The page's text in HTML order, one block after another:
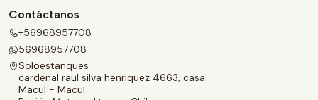
Contáctanos
+56968957708
56968957708
Soloestanques
cardenal raul silva henriquez 4663, casa
Macul - Macul